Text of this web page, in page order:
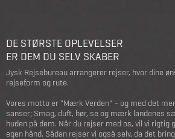
DE STØRSTE OPLEVELSER
ER DEM DU SELV SKABER
Jysk Rejsebureau arrangerer rejser, hvor dine
rejseform og rute.
Vores motto er "Mærk Verden" – og med det
sanser; Smag, duft, hør, se og mærk landenes
huden på dem. Når du rejser med os, vil vi rigtig
egen hånd. Sådan rejser vi også selv, da det